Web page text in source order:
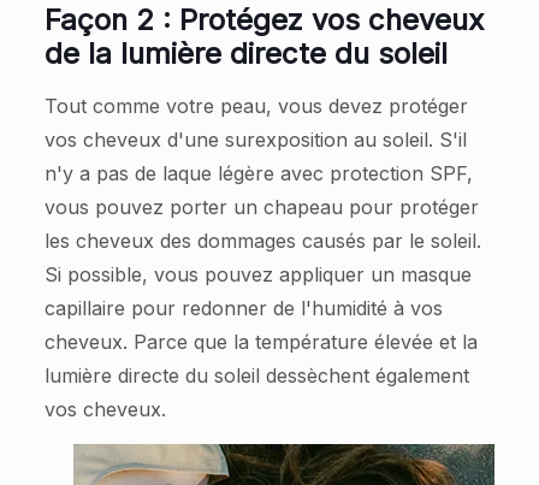
Façon 2 : Protégez vos cheveux
de la lumière directe du soleil
Tout comme votre peau, vous devez protéger
vos cheveux d'une surexposition au soleil. S'il
n'y a pas de laque légère avec protection SPF,
vous pouvez porter un chapeau pour protéger
les cheveux des dommages causés par le soleil.
Si possible, vous pouvez appliquer un masque
capillaire pour redonner de l'humidité à vos
cheveux. Parce que la température élevée et la
lumière directe du soleil dessèchent également
vos cheveux.